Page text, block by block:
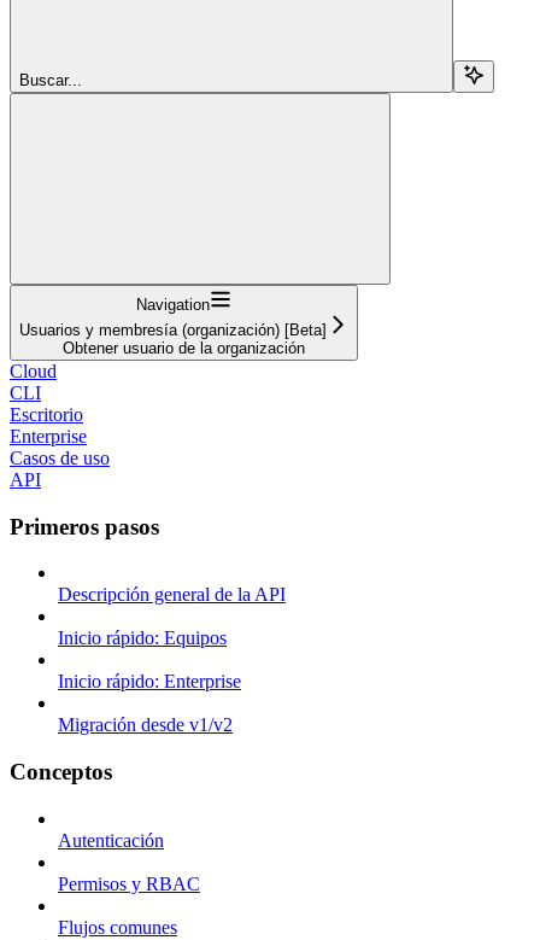
Buscar...
Navigation
Usuarios y membresía (organización) [Beta]
Obtener usuario de la organización
Cloud
CLI
Escritorio
Enterprise
Casos de uso
API
Primeros pasos
Descripción general de la API
Inicio rápido: Equipos
Inicio rápido: Enterprise
Migración desde v1/v2
Conceptos
Autenticación
Permisos y RBAC
Flujos comunes